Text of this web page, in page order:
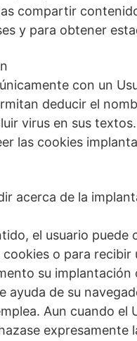
compartir
y para obtener
con un
deducir el
virus en sus
las cookies
acerca de la
el usuario
o para
su implantación
ayuda de su
Aun cuando el
expresamente